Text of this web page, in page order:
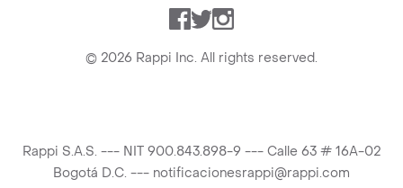
Facebook
TwitterInstagram
© 2026 Rappi Inc. All rights reserved.
Rappi S.A.S. --- NIT 900.843.898-9 --- Calle 63 # 16A-02
Bogotá D.C. --- notificacionesrappi@rappi.com